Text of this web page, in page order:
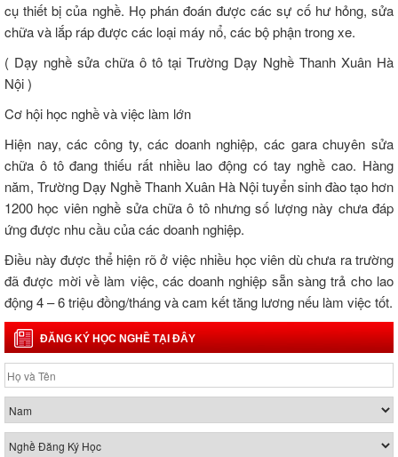
cụ thiết bị của nghề. Họ phán đoán được các sự cố hư hỏng, sửa
chữa và lắp ráp được các loại máy nổ, các bộ phận trong xe.
( Dạy nghề sửa chữa ô tô tại Trường Dạy Nghề Thanh Xuân Hà
Nội )
Cơ hội học nghề và việc làm lớn
Hiện nay, các công ty, các doanh nghiệp, các gara chuyên sửa
chữa ô tô đang thiếu rất nhiều lao động có tay nghề cao. Hàng
năm, Trường Dạy Nghề Thanh Xuân Hà Nội tuyển sinh đào tạo hơn
1200 học viên nghề sửa chữa ô tô nhưng số lượng này chưa đáp
ứng được nhu cầu của các doanh nghiệp.
Điều này được thể hiện rõ ở việc nhiều học viên dù chưa ra trường
đã được mời về làm việc, các doanh nghiệp sẵn sàng trả cho lao
động 4 – 6 triệu đồng/tháng và cam kết tăng lương nếu làm việc tốt.
ĐĂNG KÝ HỌC NGHỀ TẠI ĐÂY